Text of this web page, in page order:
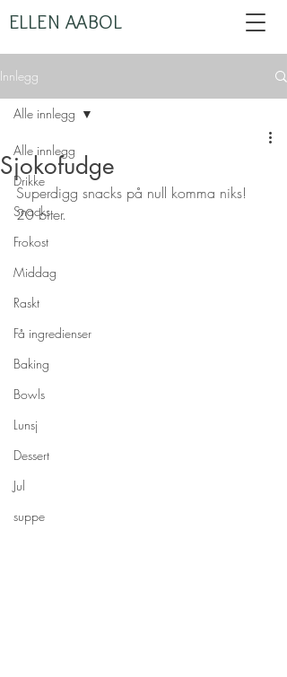
ELLEN AABOL
Innlegg
Alle innlegg
Drikke
Snacks
Frokost
Middag
Raskt
Få ingredienser
Baking
Bowls
Lunsj
Dessert
Jul
suppe
Alle innlegg
Sjokofudge
Superdigg snacks på null komma niks!
20 biter.